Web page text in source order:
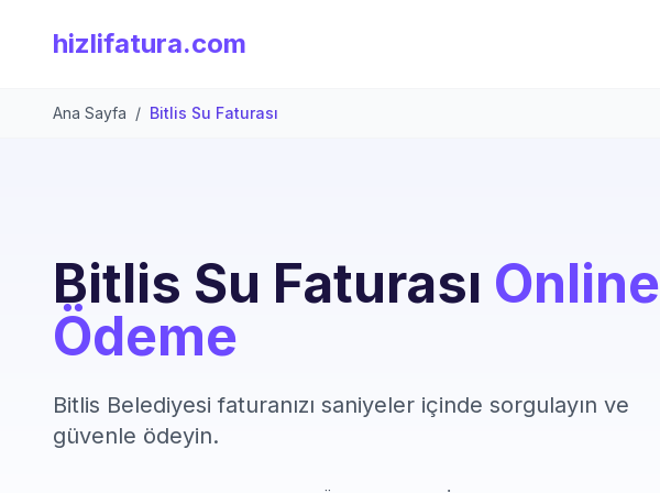
hizlifatura.com
Ana Sayfa / Bitlis Su Faturası
Bitlis Su Faturası Online
Ödeme
Bitlis Belediyesi faturanızı saniyeler içinde sorgulayın ve
güvenle ödeyin.